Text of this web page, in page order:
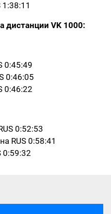
дистанции VK 1000:
0:45:49
0:46:05
0:46:22
0:52:53
RUS 0:58:41
0:59:32